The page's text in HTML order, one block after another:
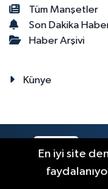
Tüm Manşetler
Son Dakika
Haber Arşivi
Künye
RSS
En iyi site